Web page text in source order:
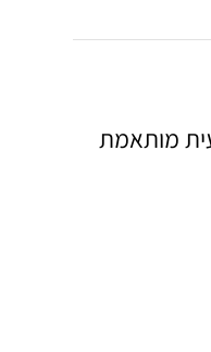
מותאמת